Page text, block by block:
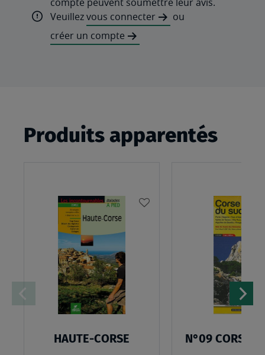
Veuillezvous connecter
ou
créer un compte
Produits apparentés
HAUTE-CORSE N°09 CORSE